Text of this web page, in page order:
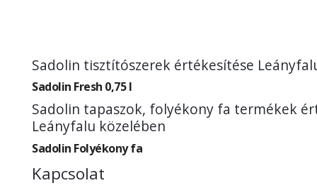
Sadolin tisztítószerek értékesítése
Sadolin Fresh 0,75 l
Sadolin tapaszok, folyékony fa termékek
Leányfalu közelében
Sadolin Folyékony fa
Kapcsolat